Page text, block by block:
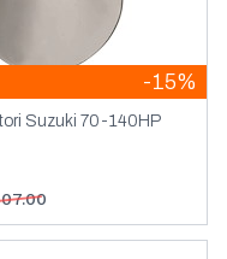
-15%
Suzuki 70-140HP